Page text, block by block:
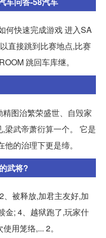
何快速完成游戏 进入SA
直接跳到比赛地点,比赛
跳回车库继。
图治繁荣盛世、自毁家
梁武帝萧衍算一个。 它是
的治理下更是缔。
武将?
、被释放,加君主友好,加
金; 4、越狱跑了,玩家什
用笼络,... 2。